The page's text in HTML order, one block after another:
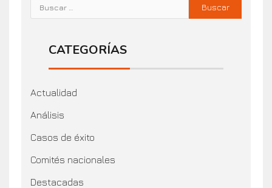
CATEGORÍAS
Actualidad
Análisis
Casos de éxito
Comités nacionales
Destacadas